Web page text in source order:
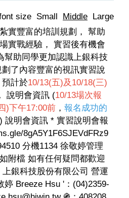
size Small Middle Large
實豐富的培訓規劃， 幫助
實戰經驗， 實習後有機會
幫助同學更加認識上銀科技
了內容豐富的視訊實習說
計於10/13(五)及10/18(三)
說明會資訊 (10/13場次報
)下午17:00前， 報名成功的
) 說明會資訊 * 實習說明會報
8gA5Y1F6SJEVdFRz9
分機1134 徐敬婷管理
附檔 如有任何疑問都歡迎
銀科技股份有限公司 營運
婷 Breeze Hsu '：(04)2359-